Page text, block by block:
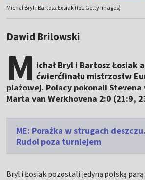
Michał Bryl i Bartosz Łosiak (fot. Getty Images)
Dawid Brilowski
M ichał Bryl i Bartosz Łosiak
ćwierćfinału mistrzostw
plażowej. Polacy pokonali Stevena
Marta van Werkhovena 2:0 (21:9,
ME: Porażka w strugach
Rudol poza turniejem
Bryl i Łosiak pozostali jedyną polską